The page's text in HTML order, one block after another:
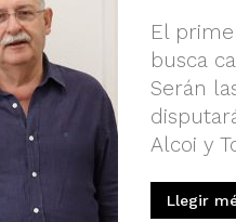
El
busca
Serán
Alcoi y
Llegir